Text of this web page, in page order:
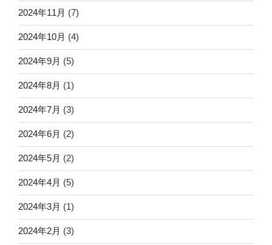
2024年11月 (7)
2024年10月 (4)
2024年9月 (5)
2024年8月 (1)
2024年7月 (3)
2024年6月 (2)
2024年5月 (2)
2024年4月 (5)
2024年3月 (1)
2024年2月 (3)